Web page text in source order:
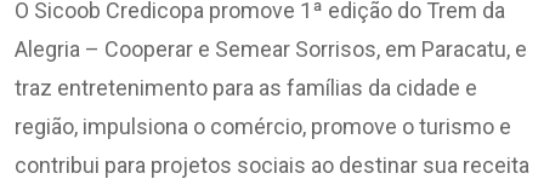
O Sicoob Credicopa promove 1ª edição do Trem da
Alegria – Cooperar e Semear Sorrisos, em Paracatu, e
traz entretenimento para as famílias da cidade e
região, impulsiona o comércio, promove o turismo e
contribui para projetos sociais ao destinar sua receita